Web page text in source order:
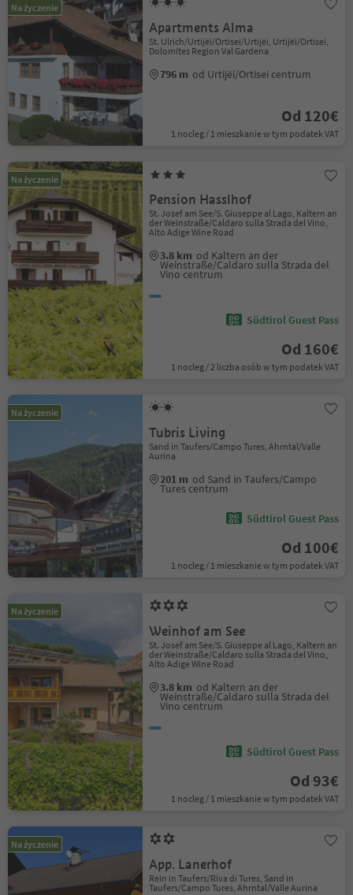
Na życzenie
Apartments Alma
St. Ulrich/Urtijëi/Ortisei/Urtijëi, Urtijëi/Ortisei,
Dolomites Region Val Gardena
796 m od Urtijëi/Ortisei centrum
Od 120€
1 nocleg / 1 mieszkanie w tym podatek VAT
Na życzenie
Pension Hasslhof
St. Josef am See/S. Giuseppe al Lago, Kaltern an
der Weinstraße/Caldaro sulla Strada del Vino,
Alto Adige Wine Road
3.8 km od Kaltern an der
Weinstraße/Caldaro sulla Strada del
Vino centrum
Südtirol Guest Pass
Od 160€
1 nocleg / 2 liczba osób w tym podatek VAT
Na życzenie
Tubris Living
Sand in Taufers/Campo Tures, Ahrntal/Valle
Aurina
201 m od Sand in Taufers/Campo
Tures centrum
Südtirol Guest Pass
Od 100€
1 nocleg / 1 mieszkanie w tym podatek VAT
Na życzenie
Weinhof am See
St. Josef am See/S. Giuseppe al Lago, Kaltern an
der Weinstraße/Caldaro sulla Strada del Vino,
Alto Adige Wine Road
3.8 km od Kaltern an der
Weinstraße/Caldaro sulla Strada del
Vino centrum
Südtirol Guest Pass
Od 93€
1 nocleg / 1 mieszkanie w tym podatek VAT
Na życzenie
App. Lanerhof
Rein in Taufers/Riva di Tures, Sand in
Taufers/Campo Tures, Ahrntal/Valle Aurina